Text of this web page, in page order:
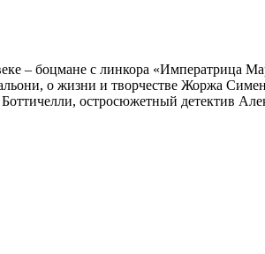
– боцмане с линкора «Императрица
о жизни и творчестве Жоржа
остросюжетный детектив